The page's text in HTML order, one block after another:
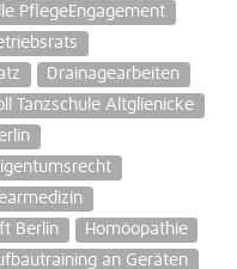
PflegeEngagement
Drainagearbeiten
Tanzschule Altglienicke
Berlin
Homöopathie
an Geräten